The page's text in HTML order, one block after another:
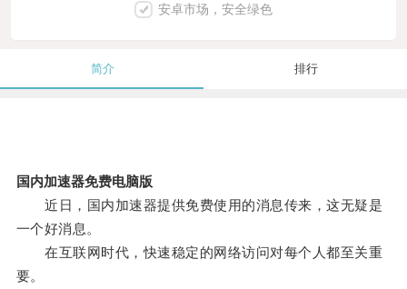
安卓市场，安全绿色
简介 排行
国内加速器免费电脑版
近日，国内加速器提供免费使用的消息传来，这无疑是
一个好消息。
在互联网时代，快速稳定的网络访问对每个人都至关重
要。